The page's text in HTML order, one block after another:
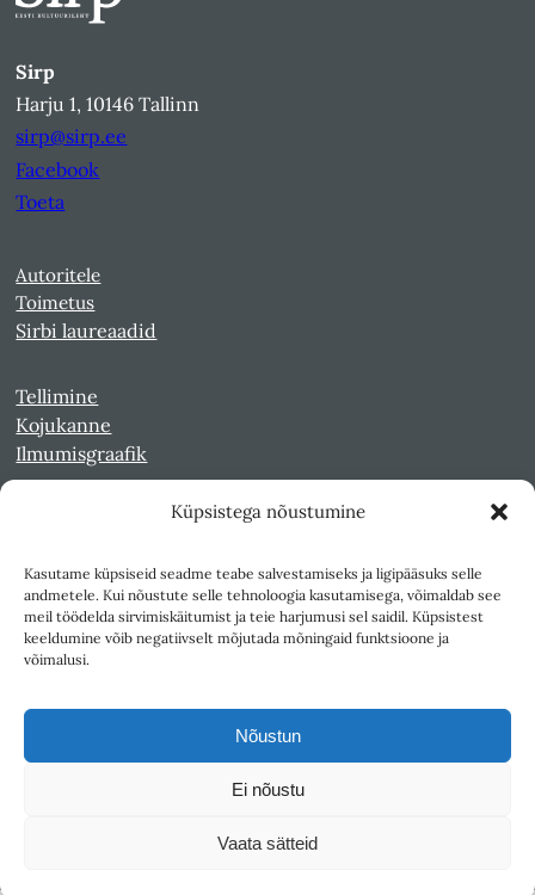
Küpsistega nõustumine
Kasutame küpsiseid seadme teabe salvestamiseks ja ligipääsuks selle
andmetele. Kui nõustute selle tehnoloogia kasutamisega, võimaldab see
meil töödelda sirvimiskäitumist ja teie harjumusi sel saidil. Küpsistest
keeldumine võib negatiivselt mõjutada mõningaid funktsioone ja
võimalusi.
Nõustun
Ei nõustu
Vaata sätteid
Sirp
Harju 1, 10146 Tallinn
sirp@sirp.ee
Facebook
Toeta
Autoritele
Toimetus
Sirbi laureaadid
Tellimine
Kojukanne
Ilmumisgraafik
Kultuurileht 1994-1997
Reede 1989-1990
Sirp ja Vasar 1940-1989
Teksti- ja andmekaeve
Väljaandja SA Kultuurileht